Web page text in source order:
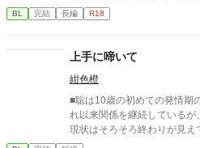
しかし王子は、他国の王女
た。 仮番の役目は、そこで終わるはずだった。 だが結界塔で行わ
士。 主と臣下。 越えてはならない境界を前にしても、 王子は騎
士の手を取る。 「共に立て」 ※オメガバースではありません ※
ふんわり読んでください ※
hatGPTさん
BL 完結 長編 R18
上手に啼いて
紺色橙
■聡は10歳の初めての発情期
れ以来関係を継続している
現状はそろそろ終わりが見
定。■『それは愛か本能か』